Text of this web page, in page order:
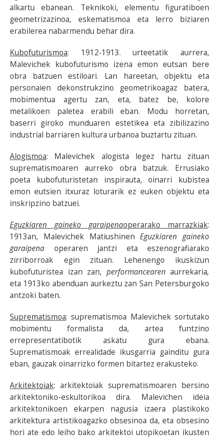
alkartu ebanean. Teknikoki, elementu figuratiboen
geometrizazinoa, eskematismoa eta lerro biziaren
erabilerea nabarmendu behar dira.
Kubofuturismoa:
1912-1913. urteetatik aurrera,
Malevichek kubofuturismo izena emon eutsan bere
obra batzuen estiloari. Lan hareetan, objektu eta
personaien dekonstrukzino geometrikoagaz batera,
mobimentua agertu zan, eta, batez be, kolore
metalikoen paletea erabili eban. Modu horretan,
baserri giroko munduaren estetikea eta zibilizazino
industrial barriaren kultura urbanoa buztartu zituan.
Alogismoa: Malevichek alogista legez hartu zituan
suprematismoaren aurreko obra batzuk. Errusiako
poeta kubofuturistetan inspirauta, oinarri kubistea
emon eutsien itxuraz loturarik ez euken objektu eta
inskripzino batzuei.
Eguzkiaren gaineko garaipenaoperarako marrazkiak:
1913an, Malevichek MatiushinenEguzkiaren gaineko
garaipena operaren jantzi eta eszenografiarako
zirriborroak egin zituan. Lehenengo ikuskizun
kubofuturistea izan zan, performancearen aurrekaria,
eta 1913ko abenduan aurkeztu zan San Petersburgoko
antzoki baten.
Suprematismoa: suprematismoa Malevichek sortutako
mobimentu formalista da, artea funtzino
errepresentatibotik askatu gura ebana.
Suprematismoak errealidade ikusgarria gainditu gura
eban, gauzak oinarrizko formen bitartez erakusteko.
Arkitektoiak: arkitektoiak suprematismoaren bersino
arkitektoniko-eskultorikoa dira. Malevichen ideia
arkitektonikoen ekarpen nagusia izaera plastikoko
arkitektura artistikoagazko obsesinoa da, eta obsesino
hori ate edo leiho bako arkitektoi utopikoetan ikusten